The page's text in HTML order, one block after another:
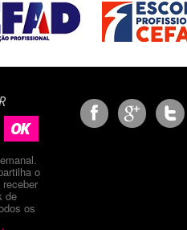
o
de
os